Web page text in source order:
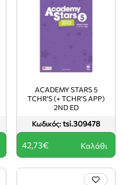
Κωδικός: tsi.309478
ACADEMY STARS 5
TCHR'S (+ TCHR'S APP)
2ND ED
42,73€ Καλάθι